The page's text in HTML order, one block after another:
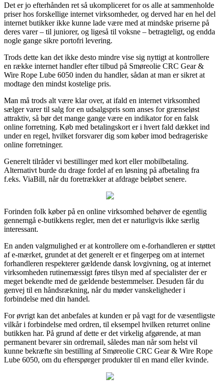
Det er jo efterhånden ret så ukompliceret for os alle at sammenholde
priser hos forskellige internet virksomheder, og derved har en hel del
internet butikker ikke kunne lade være med at mindske priserne på
deres varer – til juniorer, og ligeså til voksne – betragteligt, og endda
nogle gange sikre portofri levering.
Trods dette kan det ikke desto mindre vise sig nyttigt at kontrollere
en række internet handler efter tilbud på Smøreolie CRC Gear &
Wire Rope Lube 6050 inden du handler, sådan at man er sikret at
modtage den mindst kostelige pris.
Man må trods alt være klar over, at ifald en internet virksomhed
sælger varer til salg for en udsalgspris som anses for grænseløst
attraktiv, så bør det mange gange være en indikator for en falsk
online forretning. Køb med betalingskort er i hvert fald dækket ind
under en regel, hvilket forsvarer dig som køber imod bedrageriske
online forretninger.
Generelt tilråder vi bestillinger med kort eller mobilbetaling.
Alternativt burde du drage fordel af en løsning på afbetaling fra
f.eks. ViaBill, når du foretrækker at afdrage beløbet senere.
Forinden folk køber på en online virksomhed behøver de egentlig
gennemgå e-butikkens regler, men det er naturligvis ikke særlig
interessant.
En anden valgmulighed er at kontrollere om e-forhandleren er støttet
af e-mærket, grundet at det generelt er et fingerpeg om at internet
forhandleren respekterer gældende dansk lovgivning, og at internet
virksomheden rutinemæssigt føres tilsyn med af specialister der er
meget bekendte med de gældende bestemmelser. Desuden får du
genvej til en håndsrækning, når du møder vanskeligheder i
forbindelse med din handel.
For øvrigt kan det anbefales at kunden er på vagt for de væsentligste
vilkår i forbindelse med ordren, til eksempel hvilken returret online
butikken har. På grund af dette er det virkelig afgørende, at man
permanent bevarer sin ordremail, således man når som helst vil
kunne bekræfte sin bestilling af Smøreolie CRC Gear & Wire Rope
Lube 6050, om du efterspørger produkter til en mand eller kvinde.